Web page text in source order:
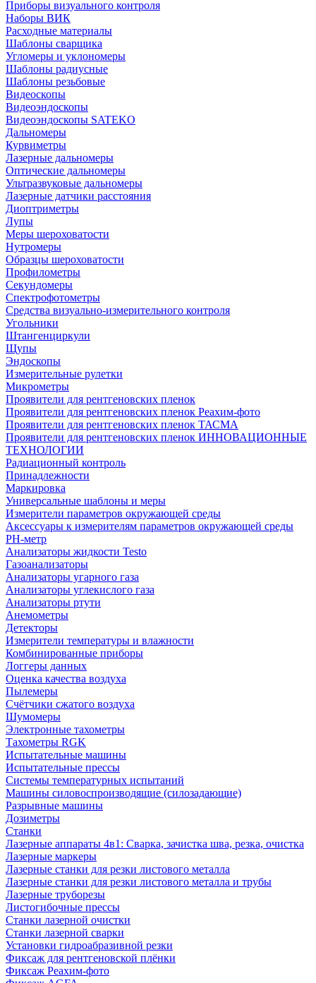
Приборы визуального контроля
Наборы ВИК
Расходные материалы
Шаблоны сварщика
Угломеры и уклономеры
Шаблоны радиусные
Шаблоны резьбовые
Видеоскопы
Видеоэндоскопы
Видеоэндоскопы SATEKO
Дальномеры
Курвиметры
Лазерные дальномеры
Оптические дальномеры
Ультразвуковые дальномеры
Лазерные датчики расстояния
Диоптриметры
Лупы
Меры шероховатости
Нутромеры
Образцы шероховатости
Профилометры
Секундомеры
Спектрофотометры
Средства визуально-измерительного контроля
Угольники
Штангенциркули
Щупы
Эндоскопы
Измерительные рулетки
Микрометры
Проявители для рентгеновских пленок
Проявители для рентгеновских пленок Реахим-фото
Проявители для рентгеновских пленок ТАСМА
Проявители для рентгеновских пленок ИННОВАЦИОННЫЕ
ТЕХНОЛОГИИ
Радиационный контроль
Принадлежности
Маркировка
Универсальные шаблоны и меры
Измерители параметров окружающей среды
Аксессуары к измерителям параметров окружающей среды
PH-метр
Анализаторы жидкости Testo
Газоанализаторы
Анализаторы угарного газа
Анализаторы углекислого газа
Анализаторы ртути
Анемометры
Детекторы
Измерители температуры и влажности
Комбинированные приборы
Логгеры данных
Оценка качества воздуха
Пылемеры
Счётчики сжатого воздуха
Шумомеры
Электронные тахометры
Тахометры RGK
Испытательные машины
Испытательные прессы
Системы температурных испытаний
Машины силовоспроизводящие (силозадающие)
Разрывные машины
Дозиметры
Станки
Лазерные аппараты 4в1: Сварка, зачистка шва, резка, очистка
Лазерные маркеры
Лазерные станки для резки листового металла
Лазерные станки для резки листового металла и трубы
Лазерные труборезы
Листогибочные прессы
Станки лазерной очистки
Станки лазерной сварки
Установки гидроабразивной резки
Фиксаж для рентгеновской плёнки
Фиксаж Реахим-фото